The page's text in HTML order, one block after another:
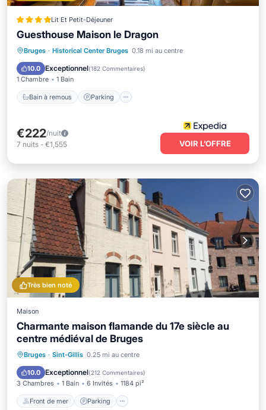
Lit Et Petit-Déjeuner
Guesthouse Maison le Dragon
Bruges · Historical Center Bruges 0.18 mi au centre
10.0 Exceptionnel(182 Commentaires)
1 Chambre 1 Bain
Bain à remous Parking
Bain à remous
Parking
Balcon/Terrasse
Climatisation
€222/nuit
7 nuits - €1,555 VOIR L’OFFRE
Très bien noté
Maison
Charmante maison flamande du 17e siècle au
centre médiéval de Bruges
Bruges · Sint-Gillis 0.25 mi au centre
10.0 Exceptionnel(212 Commentaires)
3 Chambres 1 Bain 6 Invités 1184 pi²
Front de mer Parking
Front de mer
Parking
Vue sur l’océan
Balcon/Terrasse